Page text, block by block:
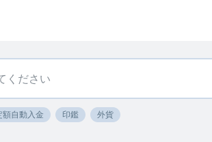
額自動入金 印鑑 外貨